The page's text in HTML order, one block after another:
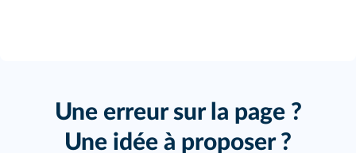
Une erreur sur la page ?
Une idée à proposer ?